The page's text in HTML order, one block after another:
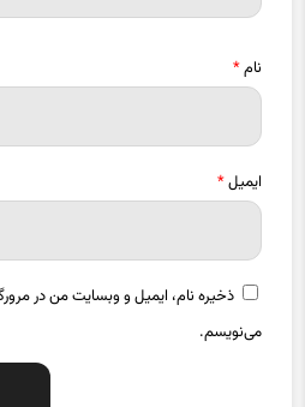
نام*
ایمیل*
ذخیره نام، ایمیل و وبسایت من در
می‌نویسم.